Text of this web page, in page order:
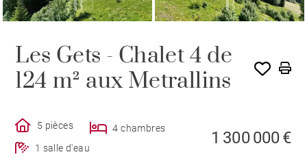
Les Gets - Chalet 4 de
124 m² aux Metrallins
5 pièces
4 chambres
1 salle d'eau
1 300 000 €